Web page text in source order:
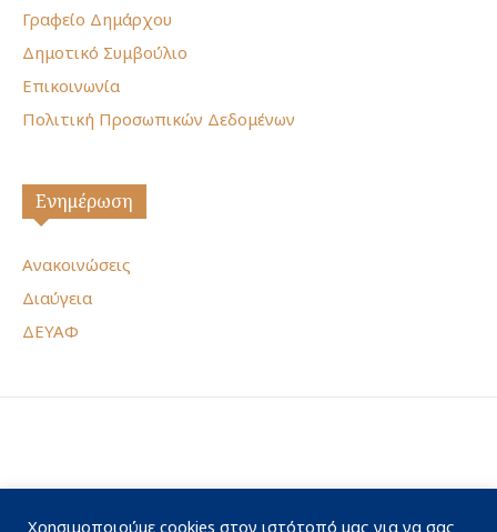
Γραφείο Δημάρχου
Δημοτικό Συμβούλιο
Επικοινωνία
Πολιτική Προσωπικών Δεδομένων
Ενημέρωση
Ανακοινώσεις
Διαύγεια
ΔΕΥΑΦ
Χρησιμοποιούμε cookies στον ιστότοπό μας για να σας